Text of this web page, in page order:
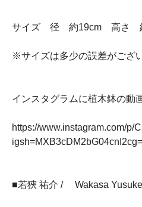
サイズ 径 約19cm 高さ
※サイズは多少の誤差がござ
インスタグラムに植木鉢の動
https://www.instagram.com/p/
■若狹 祐介 / Wakasa Yusuke